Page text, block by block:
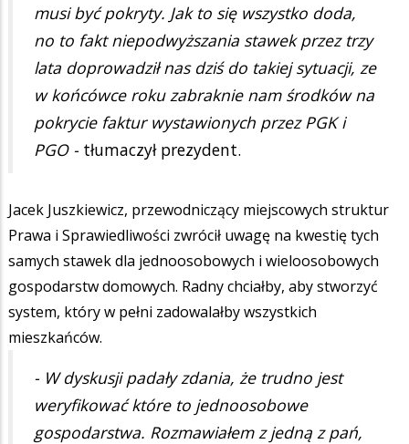
musi być pokryty. Jak to się wszystko doda,
no to fakt niepodwyższania stawek przez trzy
lata doprowadził nas dziś do takiej sytuacji, ze
w końcówce roku zabraknie nam środków na
pokrycie faktur wystawionych przez PGK i
PGO - tłumaczył prezydent.
Jacek Juszkiewicz, przewodniczący miejscowych struktur
Prawa i Sprawiedliwości zwrócił uwagę na kwestię tych
samych stawek dla jednoosobowych i wieloosobowych
gospodarstw domowych. Radny chciałby, aby stworzyć
system, który w pełni zadowalałby wszystkich
mieszkańców.
- W dyskusji padały zdania, że trudno jest
weryfikować które to jednoosobowe
gospodarstwa. Rozmawiałem z jedną z pań,